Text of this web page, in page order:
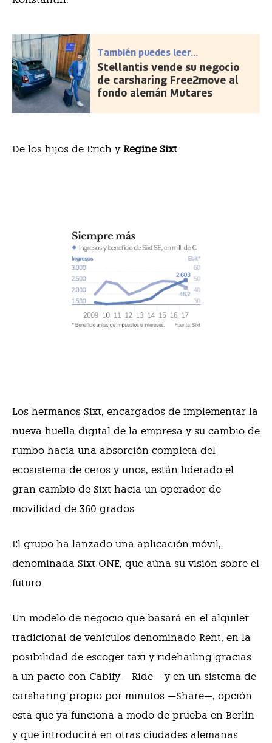
También puedes leer...
Stellantis vende su negocio
de carsharing Free2move al
fondo alemán Mutares
De los hijos de Erich y Regine Sixt.
Los hermanos Sixt, encargados de implementar la
nueva huella digital de la empresa y su cambio de
rumbo hacia una absorción completa del
ecosistema de ceros y unos, están liderado el
gran cambio de Sixt hacia un operador de
movilidad de 360 grados.
El grupo ha lanzado una aplicación móvil,
denominada Sixt ONE, que aúna su visión sobre el
futuro.
Un modelo de negocio que basará en el alquiler
tradicional de vehículos denominado Rent, en la
posibilidad de escoger taxi y ridehailing gracias
a un pacto con Cabify —Ride— y en un sistema de
carsharing propio por minutos —Share—, opción
esta que ya funciona a modo de prueba en Berlín
y que introducirá en otras ciudades alemanas